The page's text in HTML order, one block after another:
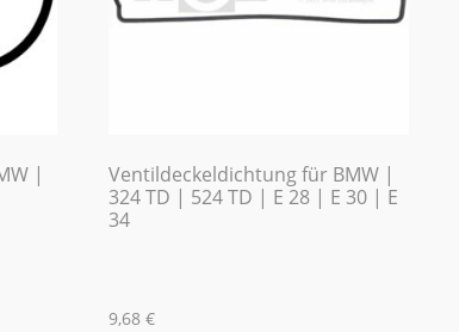
|
Ventildeckeldichtung für BMW |
324 TD | 524 TD | E 28 | E 30 | E
34
9,68€